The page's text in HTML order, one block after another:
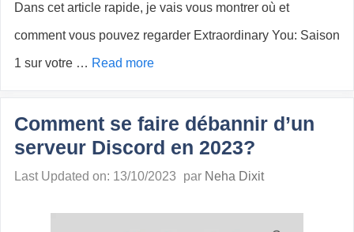
Dans cet article rapide, je vais vous montrer où et
comment vous pouvez regarder Extraordinary You: Saison
1 sur votre … Read more
Comment se faire débannir d’un
serveur Discord en 2023?
Last Updated on: 13/10/2023 par Neha Dixit